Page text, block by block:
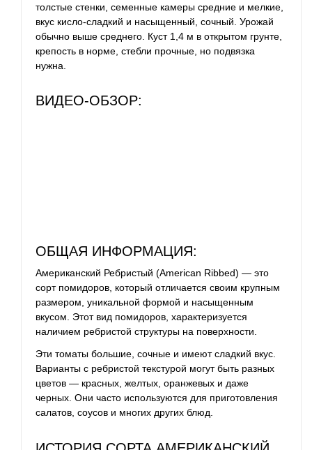
толстые стенки, семенные камеры средние и мелкие,
вкус кисло-сладкий и насыщенный, сочный. Урожай
обычно выше среднего. Куст 1,4 м в открытом грунте,
крепость в норме, стебли прочные, но подвязка
нужна.
ВИДЕО-ОБЗОР:
ОБЩАЯ ИНФОРМАЦИЯ:
Американский Ребристый (American Ribbed) — это
сорт помидоров, который отличается своим крупным
размером, уникальной формой и насыщенным
вкусом. Этот вид помидоров, характеризуется
наличием ребристой структуры на поверхности.
Эти томаты большие, сочные и имеют сладкий вкус.
Варианты с ребристой текстурой могут быть разных
цветов — красных, желтых, оранжевых и даже
черных. Они часто используются для приготовления
салатов, соусов и многих других блюд.